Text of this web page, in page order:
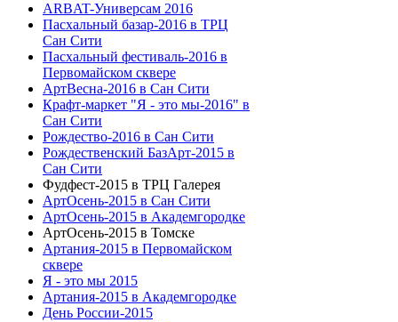
ARBAT-Универсам 2016
Пасхальный базар-2016 в ТРЦ
Сан Сити
Пасхальный фестиваль-2016 в
Первомайском сквере
АртВесна-2016 в Сан Сити
Крафт-маркет "Я - это мы-2016" в
Сан Сити
Рождество-2016 в Сан Сити
Рождественский БазАрт-2015 в
Сан Сити
Фудфест-2015 в ТРЦ Галерея
АртОсень-2015 в Сан Сити
АртОсень-2015 в Академгородке
АртОсень-2015 в Томске
Артания-2015 в Первомайском
сквере
Я - это мы 2015
Артания-2015 в Академгородке
День России-2015